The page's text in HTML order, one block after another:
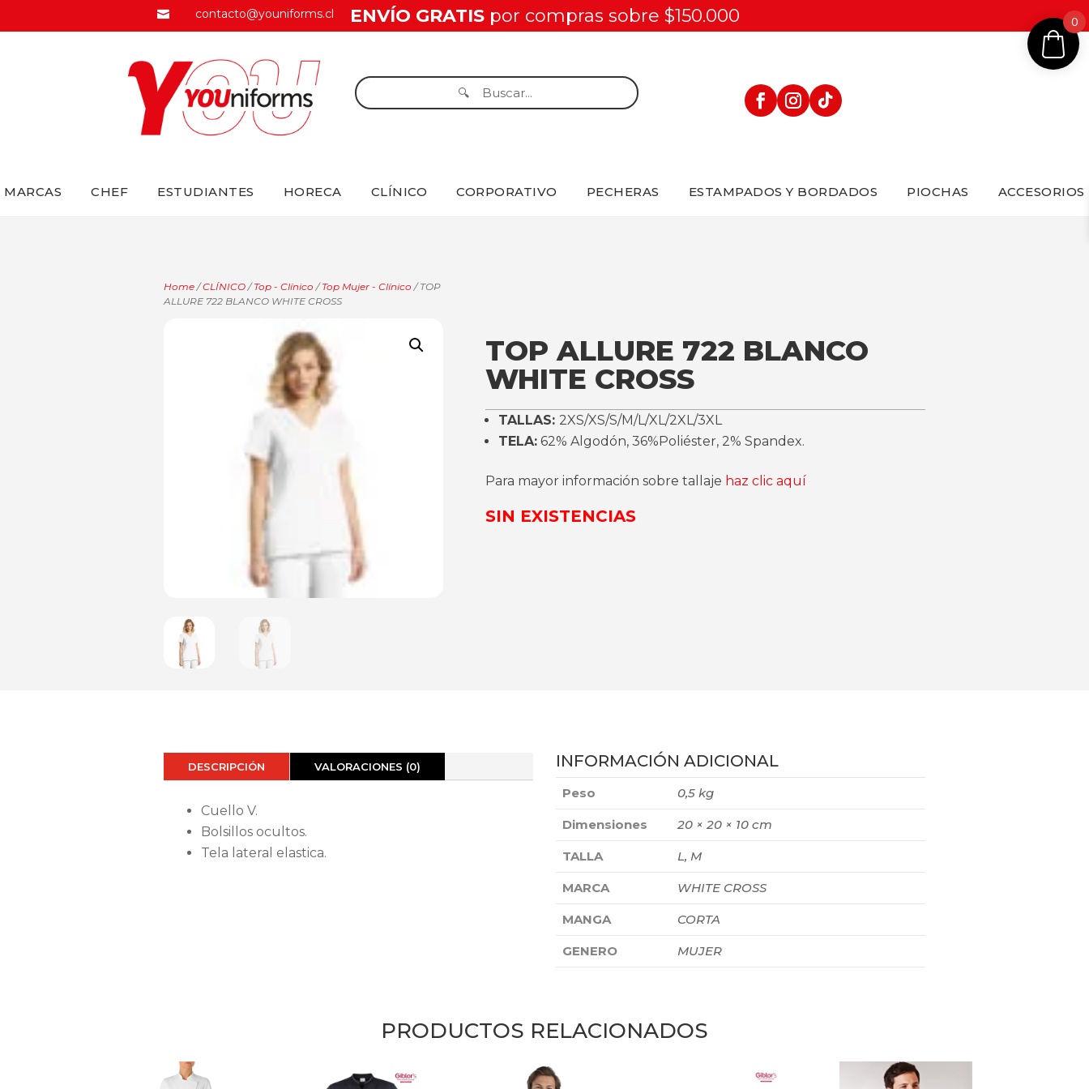
 contacto@youniforms.cl ENVÍO GRATISpor compras sobre $150.000
MARCAS CHEF ESTUDIANTES HORECA CLÍNICO CORPORATIVO PECHERAS ESTAMPADOS Y BORDADOS PIOCHAS ACCESORIOS
Home/CLÍNICO/Top - Clínico /Top Mujer - Clínico / TOP
ALLURE 722 BLANCO WHITE CROSS
TOP ALLURE 722 BLANCO
WHITE CROSS
TALLAS: 2XS/XS/S/M/L/XL/2XL/3XL
TELA:62% Algodón, 36%Poliéster, 2% Spandex.
Para mayor información sobre tallaje haz clic aquí
SIN EXISTENCIAS
DESCRIPCIÓN VALORACIONES (0)
Cuello V.
Bolsillos ocultos.
Tela lateral elastica.
INFORMACIÓN ADICIONAL
Peso 0,5 kg
Dimensiones 20 × 20 × 10 cm
TALLA L, M
MARCA WHITE CROSS
MANGA CORTA
GENERO MUJER
PRODUCTOS RELACIONADOS
0